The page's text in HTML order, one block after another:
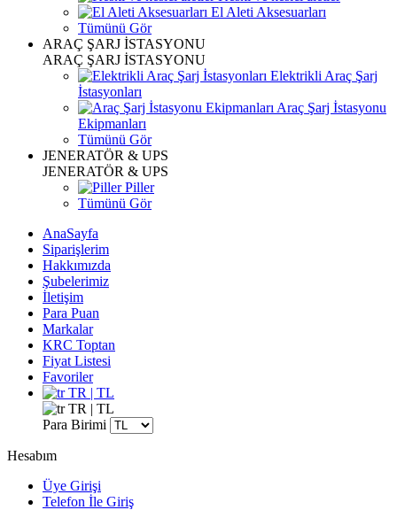
El Aleti Aksesuarları
Tümünü Gör
ARAÇ ŞARJ İSTASYONU
ARAÇ ŞARJ İSTASYONU
Elektrikli Araç Şarj
İstasyonları
Araç Şarj İstasyonu
Ekipmanları
Tümünü Gör
JENERATÖR & UPS
JENERATÖR & UPS
Piller
Tümünü Gör
AnaSayfa
Siparişlerim
Hakkımızda
Şubelerimiz
İletişim
Para Puan
Markalar
KRC Toptan
Fiyat Listesi
Favoriler
TR | TL
TR | TL
Para Birimi
Hesabım
Üye Girişi
Telefon İle Giriş